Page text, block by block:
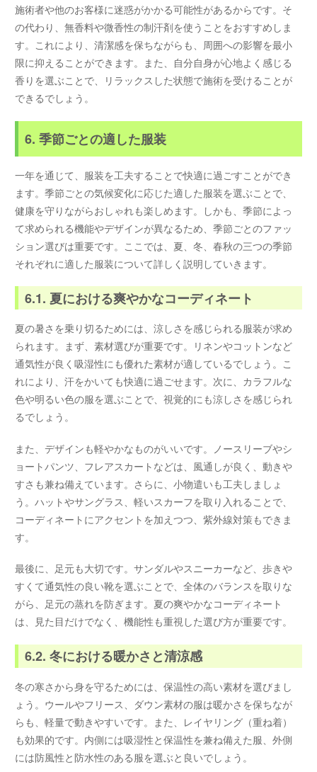
施術者や他のお客様に迷惑がかかる可能性があるからです。そ
の代わり、無香料や微香性の制汗剤を使うことをおすすめしま
す。これにより、清潔感を保ちながらも、周囲への影響を最小
限に抑えることができます。また、自分自身が心地よく感じる
香りを選ぶことで、リラックスした状態で施術を受けることが
できるでしょう。
6. 季節ごとの適した服装
一年を通じて、服装を工夫することで快適に過ごすことができ
ます。季節ごとの気候変化に応じた適した服装を選ぶことで、
健康を守りながらおしゃれも楽しめます。しかも、季節によっ
て求められる機能やデザインが異なるため、季節ごとのファッ
ション選びは重要です。ここでは、夏、冬、春秋の三つの季節
それぞれに適した服装について詳しく説明していきます。
6.1. 夏における爽やかなコーディネート
夏の暑さを乗り切るためには、涼しさを感じられる服装が求め
られます。まず、素材選びが重要です。リネンやコットンなど
通気性が良く吸湿性にも優れた素材が適しているでしょう。こ
れにより、汗をかいても快適に過ごせます。次に、カラフルな
色や明るい色の服を選ぶことで、視覚的にも涼しさを感じられ
るでしょう。
また、デザインも軽やかなものがいいです。ノースリーブやシ
ョートパンツ、フレアスカートなどは、風通しが良く、動きや
すさも兼ね備えています。さらに、小物遣いも工夫しましょ
う。ハットやサングラス、軽いスカーフを取り入れることで、
コーディネートにアクセントを加えつつ、紫外線対策もできま
す。
最後に、足元も大切です。サンダルやスニーカーなど、歩きや
すくて通気性の良い靴を選ぶことで、全体のバランスを取りな
がら、足元の蒸れを防ぎます。夏の爽やかなコーディネート
は、見た目だけでなく、機能性も重視した選び方が重要です。
6.2. 冬における暖かさと清涼感
冬の寒さから身を守るためには、保温性の高い素材を選びまし
ょう。ウールやフリース、ダウン素材の服は暖かさを保ちなが
らも、軽量で動きやすいです。また、レイヤリング（重ね着）
も効果的です。内側には吸湿性と保温性を兼ね備えた服、外側
には防風性と防水性のある服を選ぶと良いでしょう。